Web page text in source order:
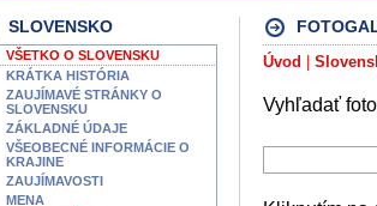
SLOVENSKO
VŠETKO O SLOVENSKU
KRÁTKA HISTÓRIA
ZAUJÍMAVÉ STRÁNKY O
SLOVENSKU
ZÁKLADNÉ ÚDAJE
VŠEOBECNÉ INFORMÁCIE O
KRAJINE
ZAUJÍMAVOSTI
MENA
Úvod
Vyhľadať